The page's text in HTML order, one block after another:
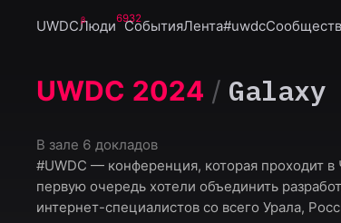
UWDCЛюди6932
СобытияЛента#uwdc
UWDC 2024 / Galaxy
В зале 6 докладов
#UWDC — конференция, которая проходит
первую очередь хотели объединить
интернет-специалистов со всего Урала,